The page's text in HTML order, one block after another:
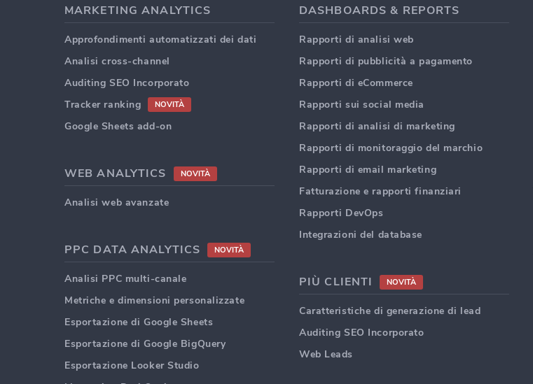
MARKETING ANALYTICS
Approfondimenti automatizzati dei dati
Analisi cross-channel
Auditing SEO Incorporato
Tracker ranking
NOVITÀ
Google Sheets add-on
WEB ANALYTICS NOVITÀ
Analisi web avanzate
PPC DATA ANALYTICS NOVITÀ
Analisi PPC multi-canale
Metriche e dimensioni personalizzate
Esportazione di Google Sheets
Esportazione di Google BigQuery
Esportazione Looker Studio
DASHBOARDS & REPORTS
Rapporti di analisi web
Rapporti di pubblicità a pagamento
Rapporti di eCommerce
Rapporti sui social media
Rapporti di analisi di marketing
Rapporti di monitoraggio del marchio
Rapporti di email marketing
Fatturazione e rapporti finanziari
Rapporti DevOps
Integrazioni del database
PIÙ CLIENTI NOVITÀ
Caratteristiche di generazione di lead
Auditing SEO Incorporato
Web Leads